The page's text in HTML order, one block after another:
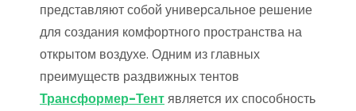
представляют собой универсальное решение
для создания комфортного пространства на
открытом воздухе. Одним из главных
преимуществ раздвижных тентов
Трансформер-Тентявляется их способность